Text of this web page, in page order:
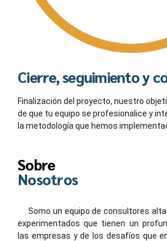
Cierre, seguimiento y
Finalización del proyecto, nuestro
de que tu equipo se profesionalice y
la metodología que hemos
Sobre
Nosotros
Somo un equipo de consultores
experimentados que tienen un
las empresas y de los desafíos que